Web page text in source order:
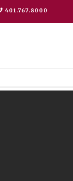
401.767.8000